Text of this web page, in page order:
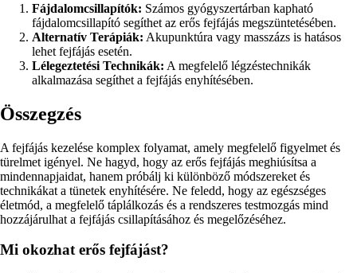
Fájdalomcsillapítók: Számos gyógyszertárban kapható
fájdalomcsillapító segíthet az erős fejfájás megszüntetésében.
Alternatív Terápiák: Akupunktúra vagy masszázs is hatásos
lehet fejfájás esetén.
Lélegeztetési Technikák: A megfelelő légzéstechnikák
alkalmazása segíthet a fejfájás enyhítésében.
Összegzés
A fejfájás kezelése komplex folyamat, amely megfelelő figyelmet és
türelmet igényel. Ne hagyd, hogy az erős fejfájás meghiúsítsa a
mindennapjaidat, hanem próbálj ki különböző módszereket és
technikákat a tünetek enyhítésére. Ne feledd, hogy az egészséges
életmód, a megfelelő táplálkozás és a rendszeres testmozgás mind
hozzájárulhat a fejfájás csillapításához és megelőzéséhez.
Mi okozhat erős fejfájást?